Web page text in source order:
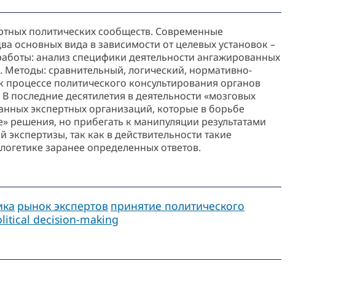
политических сообществ. Современные
основных вида в зависимости от целевых установок –
анализ специфики деятельности ангажированных
сравнительный, логический, нормативно-
политического консультирования органов
десятилетия в деятельности «мозговых
экспертных организаций, которые в борьбе
решения, но прибегать к манипуляции результатами
так как в действительности такие
заранее определенных ответов.
рынок экспертов принятие политического
decision-making